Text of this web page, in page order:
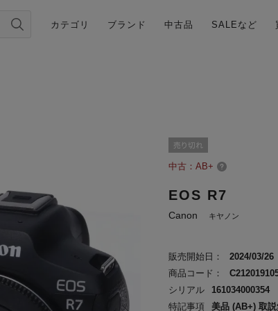
カテゴリ ブランド 中古品 SALEなど
中古：AB+
EOS R7
Canon キヤノン
商品コード：
販売開始日： 2024/03/26
シリアル
161034000354
特記事項
美品 (AB+) 取